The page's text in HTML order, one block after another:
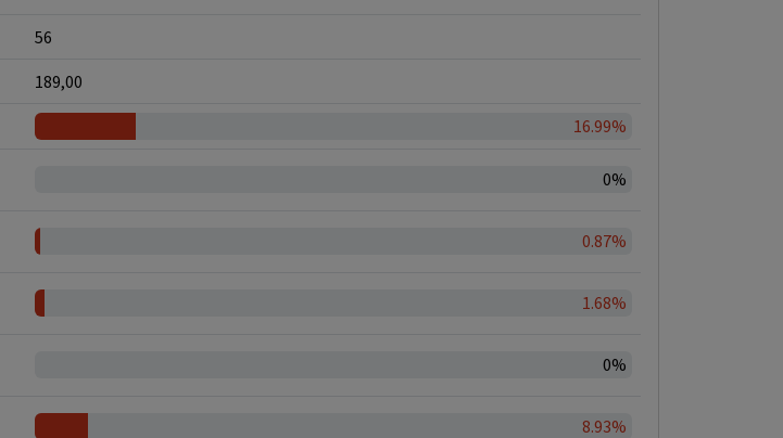
56
189,00
16.99%
0%
0.87%
1.68%
0%
8.93%